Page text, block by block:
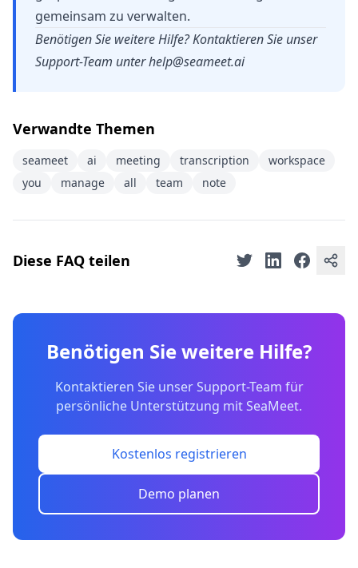
gemeinsam zu verwalten.
Benötigen Sie weitere Hilfe? Kontaktieren Sie unser
Support-Team unterhelp@seameet.ai
Verwandte Themen
seameet ai meeting transcription
workspace
you
manage all team note
Diese FAQ teilen
Benötigen Sie weitere Hilfe?
Kontaktieren Sie unser Support-Team für
persönliche Unterstützung mit SeaMeet.
Kostenlos registrieren
Demo planen